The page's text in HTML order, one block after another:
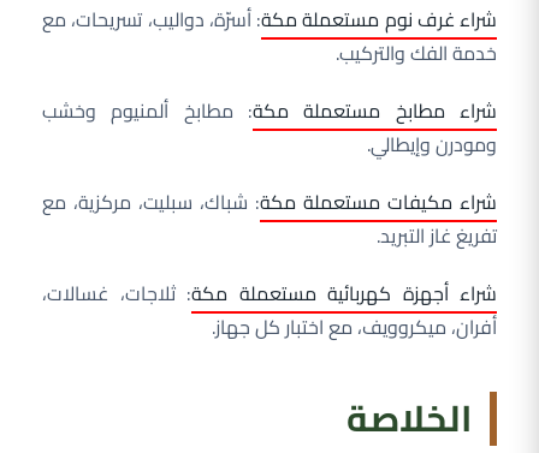
شراء غرف نوم مستعملة مكة: أسرّة، دواليب، تسريحات، مع
خدمة الفك والتركيب.
شراء مطابخ مستعملة مكة: مطابخ ألمنيوم وخشب
ومودرن وإيطالي.
شراء مكيفات مستعملة مكة: شباك، سبليت، مركزية، مع
تفريغ غاز التبريد.
شراء أجهزة كهربائية مستعملة مكة: ثلاجات، غسالات،
أفران، ميكروويف، مع اختبار كل جهاز.
الخلاصة